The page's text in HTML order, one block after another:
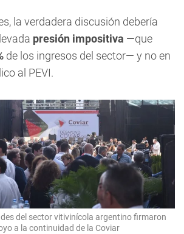
la verdadera discusión debería
presión impositiva —que
de los ingresos del sector— y no en
al PEVI.
del sector vitivinícola argentino firmaron
a la continuidad de la Coviar